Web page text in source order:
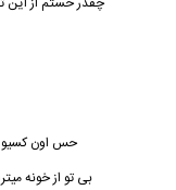
حس اون کسیو
بی تو از خونه